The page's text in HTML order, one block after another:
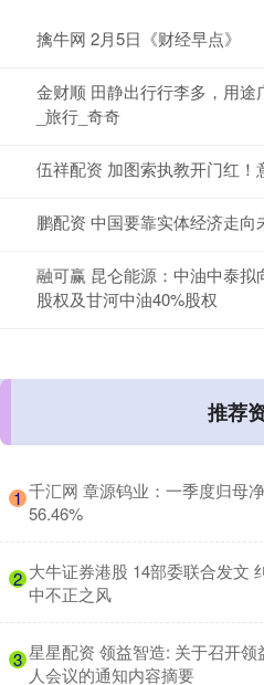
擒牛网 2月5日《财经早点》
金财顺 田静出行行李多，用
_旅行_奇奇
伍祥配资 加图索执教开门红！
鹏配资 中国要靠实体经济走向
融可赢 昆仑能源：中油中泰
股权及甘河中油40%股权
推荐
1 千汇网 章源钨业：一季度归母
56.46%
2 大牛证券港股 14部委联合发文
中不正之风
3 星星配资 领益智造: 关于召开
人会议的通知内容摘要